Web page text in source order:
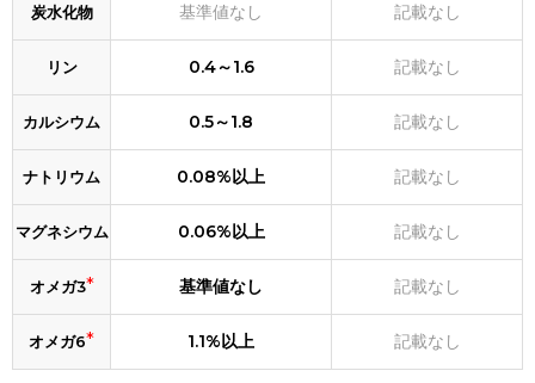
炭水化物 基準値なし 記載なし
リン 0.4～1.6 記載なし
カルシウム 0.5～1.8 記載なし
ナトリウム 0.08%以上 記載なし
マグネシウム 0.06%以上 記載なし
オメガ3* 基準値なし 記載なし
オメガ6* 1.1%以上 記載なし